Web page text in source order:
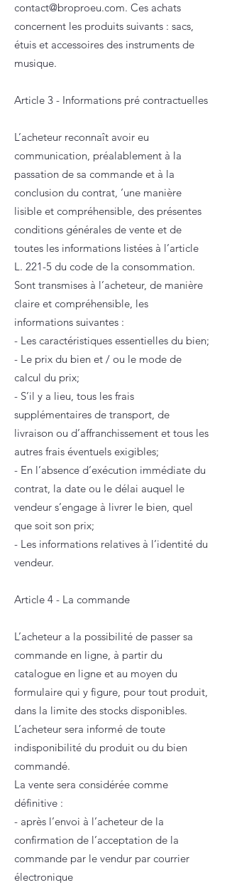
contact@broproeu.com. Ces achats
concernent les produits suivants : sacs,
étuis et accessoires des instruments de
musique.
Article 3 - Informations pré contractuelles
L’acheteur reconnaît avoir eu
communication, préalablement à la
passation de sa commande et à la
conclusion du contrat, ‘une manière
lisible et compréhensible, des présentes
conditions générales de vente et de
toutes les informations listées à l’article
L. 221-5 du code de la consommation.
Sont transmises à l’acheteur, de manière
claire et compréhensible, les
informations suivantes :
- Les caractéristiques essentielles du bien;
- Le prix du bien et / ou le mode de
calcul du prix;
- S’il y a lieu, tous les frais
supplémentaires de transport, de
livraison ou d’affranchissement et tous les
autres frais éventuels exigibles;
- En l’absence d’exécution immédiate du
contrat, la date ou le délai auquel le
vendeur s’engage à livrer le bien, quel
que soit son prix;
- Les informations relatives à l’identité du
vendeur.
Article 4 - La commande
L’acheteur a la possibilité de passer sa
commande en ligne, à partir du
catalogue en ligne et au moyen du
formulaire qui y figure, pour tout produit,
dans la limite des stocks disponibles.
L’acheteur sera informé de toute
indisponibilité du produit ou du bien
commandé.
La vente sera considérée comme
définitive :
- après l’envoi à l’acheteur de la
confirmation de l’acceptation de la
commande par le vendur par courrier
électronique